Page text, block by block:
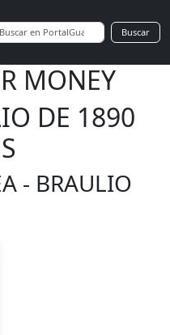
Buscar
MONEY
DE 1890
- BRAULIO